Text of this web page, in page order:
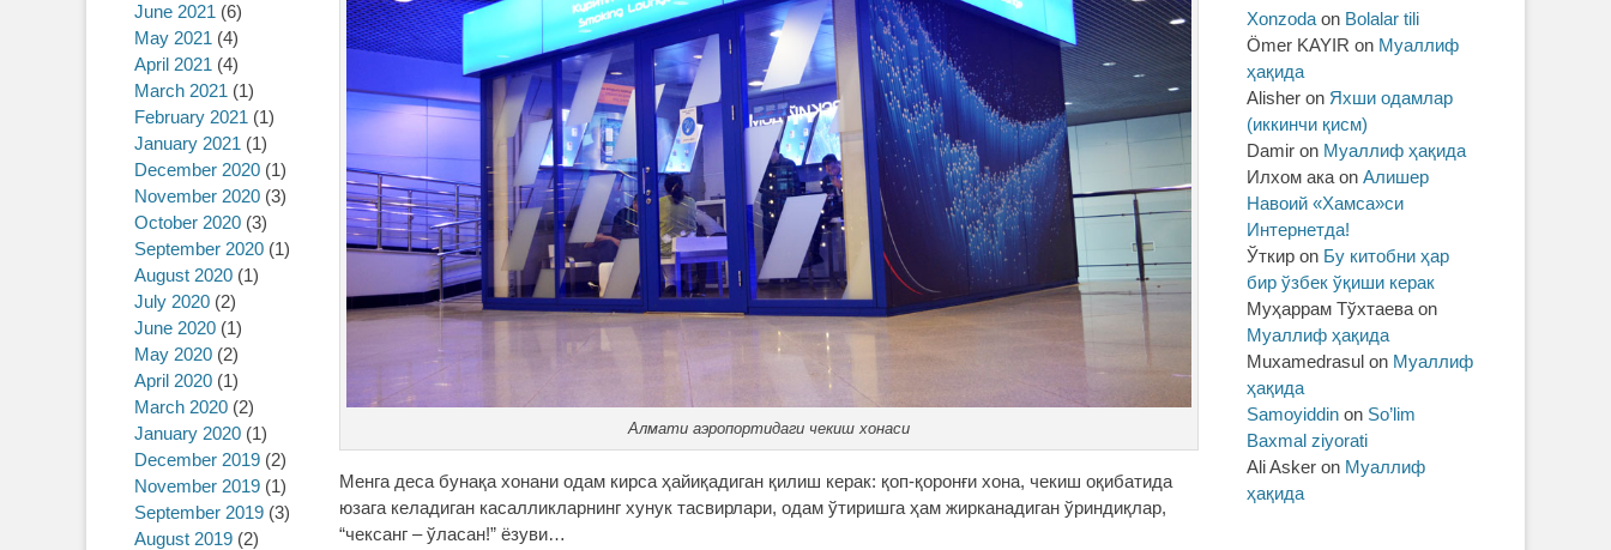
Алмати аэропортидаги чекиш хонаси
Менга деса бунақа хонани одам кирса ҳайиқадиган қилиш керак: қоп-қоронғи хона, чекиш оқибатида
юзага келадиган касалликларнинг хунук тасвирлари, одам ўтиришга ҳам жирканадиган ўриндиқлар,
“чексанг – ўласан!” ёзуви…
Xonzoda on Bolalar tili
Ömer KAYIR on Муаллиф
ҳақида
Alisher on Яхши одамлар
(иккинчи қисм)
Damir on Муаллиф ҳақида
Илхом ака on Алишер
Навоий «Хамса»си
Интернетда!
Ўткир on Бу китобни ҳар
бир ўзбек ўқиши керак
Муҳаррам Тўхтаева on
Муаллиф ҳақида
Muxamedrasul on Муаллиф
ҳақида
Samoyiddin on So’lim
Baxmal ziyorati
Ali Asker on Муаллиф
ҳақида
June 2021 (6)
May 2021 (4)
April 2021 (4)
March 2021 (1)
February 2021 (1)
January 2021 (1)
December 2020 (1)
November 2020 (3)
October 2020 (3)
September 2020 (1)
August 2020 (1)
July 2020 (2)
June 2020 (1)
May 2020 (2)
April 2020 (1)
March 2020 (2)
January 2020 (1)
December 2019 (2)
November 2019 (1)
September 2019 (3)
August 2019 (2)